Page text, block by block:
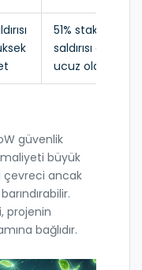
51% stake
saldırısı daha
ucuz olabilir
güvenlik
büyük
çevreci ancak
projenin
bağlıdır.